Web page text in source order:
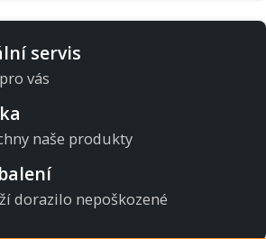
servis
vás
naše produkty
dorazilo nepoškozené